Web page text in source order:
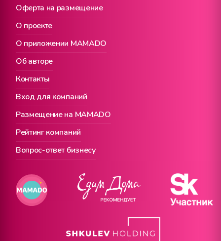
О проекте
Вход для компаний
О приложении MAMADO
Размещение на MAMADO
Об авторе
Рейтинг компаний
Оферта на размещение
Контакты
Вопрос-ответ бизнесу